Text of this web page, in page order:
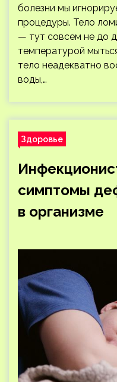
болезни мы
процедуры. Тело
— тут совсем не до
температурой
тело неадекватно
воды,…
Здоровье
симптомы
в организме